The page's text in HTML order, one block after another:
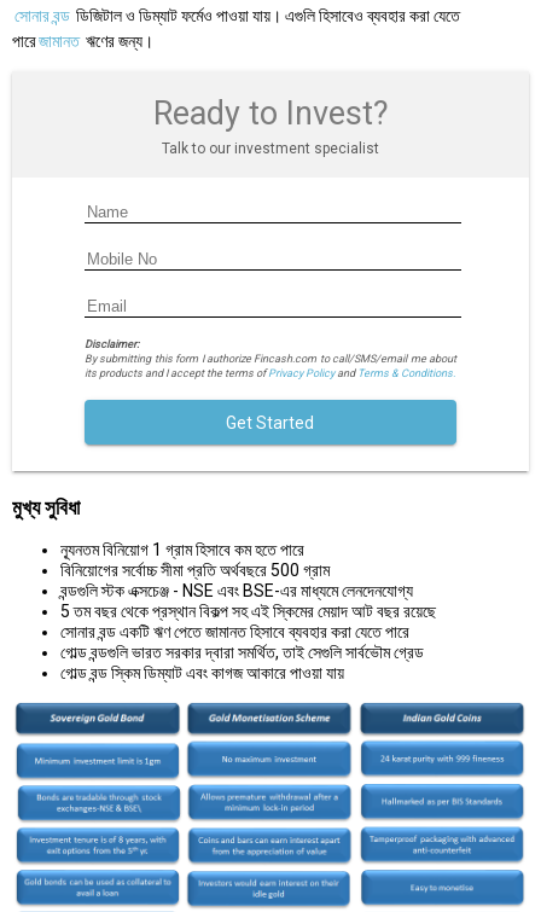
সোনার বন্ড ডিজিটাল ও ডিম্যাট ফর্মেও পাওয়া যায়। এগুলি হিসাবেও ব্যবহার করা যেতে
পারেজামানত ঋণের জন্য।
Ready to Invest?
Talk to our investment specialist
Disclaimer:
By submitting this form I authorize Fincash.com to call/SMS/email me about
its products and I accept the terms ofPrivacy Policyand Terms & Conditions.
Get Started
মুখ্য সুবিধা
ন্যূনতম বিনিয়োগ 1 গ্রাম হিসাবে কম হতে পারে
বিনিয়োগের সর্বোচ্চ সীমা প্রতি অর্থবছরে 500 গ্রাম
বন্ডগুলি স্টক এক্সচেঞ্জ - NSE এবং BSE-এর মাধ্যমে লেনদেনযোগ্য
5 তম বছর থেকে প্রস্থান বিকল্প সহ এই স্কিমের মেয়াদ আট বছর রয়েছে
সোনার বন্ড একটি ঋণ পেতে জামানত হিসাবে ব্যবহার করা যেতে পারে
গোল্ড বন্ডগুলি ভারত সরকার দ্বারা সমর্থিত, তাই সেগুলি সার্বভৌম গ্রেড
গোল্ড বন্ড স্কিম ডিম্যাট এবং কাগজ আকারে পাওয়া যায়